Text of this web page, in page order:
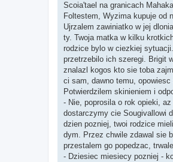
Scoia'tael na granicach
Foltestem, Wyzima kupuje od
Ujrzalem zawiniatko w jej
ty. Twoja matka w kilku
rodzice bylo w ciezkiej
przetrzebilo ich szeregi. Brigit
znalazl kogos kto sie toba
ci sam, dawno temu, opowiesc
Potwierdzilem skinieniem i
- Nie, poprosila o rok opieki,
dostarczymy cie Sougivallowi
dzien pozniej, twoi rodzice
dym. Przez chwile zdawal sie
przestalem go popedzac,
- Dziesiec miesiecy pozniej -